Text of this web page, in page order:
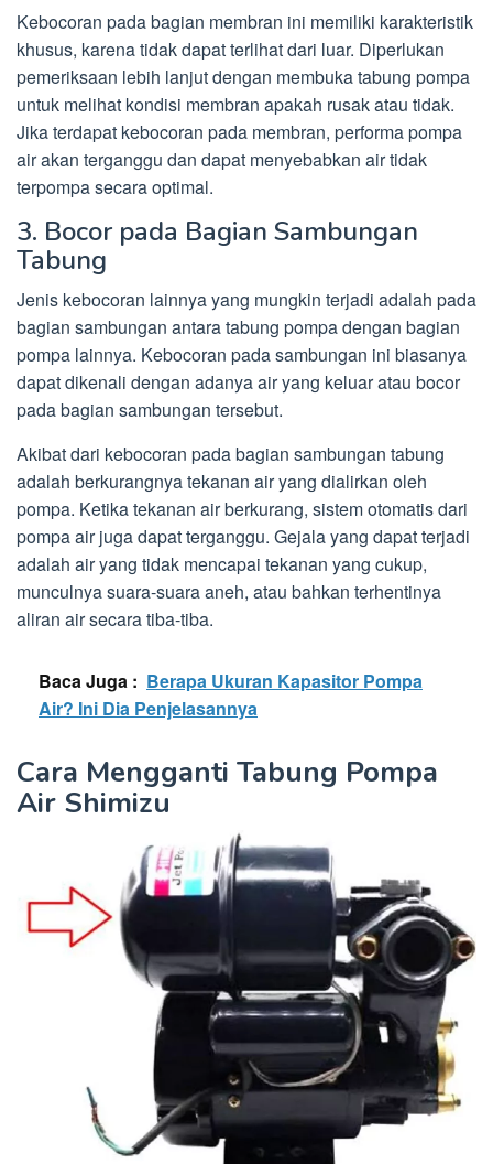
Kebocoran pada bagian membran ini memiliki karakteristik
khusus, karena tidak dapat terlihat dari luar. Diperlukan
pemeriksaan lebih lanjut dengan membuka tabung pompa
untuk melihat kondisi membran apakah rusak atau tidak.
Jika terdapat kebocoran pada membran, performa pompa
air akan terganggu dan dapat menyebabkan air tidak
terpompa secara optimal.
3. Bocor pada Bagian Sambungan
Tabung
Jenis kebocoran lainnya yang mungkin terjadi adalah pada
bagian sambungan antara tabung pompa dengan bagian
pompa lainnya. Kebocoran pada sambungan ini biasanya
dapat dikenali dengan adanya air yang keluar atau bocor
pada bagian sambungan tersebut.
Akibat dari kebocoran pada bagian sambungan tabung
adalah berkurangnya tekanan air yang dialirkan oleh
pompa. Ketika tekanan air berkurang, sistem otomatis dari
pompa air juga dapat terganggu. Gejala yang dapat terjadi
adalah air yang tidak mencapai tekanan yang cukup,
munculnya suara-suara aneh, atau bahkan terhentinya
aliran air secara tiba-tiba.
Baca Juga : Berapa Ukuran Kapasitor Pompa
Air? Ini Dia Penjelasannya
Cara Mengganti Tabung Pompa
Air Shimizu